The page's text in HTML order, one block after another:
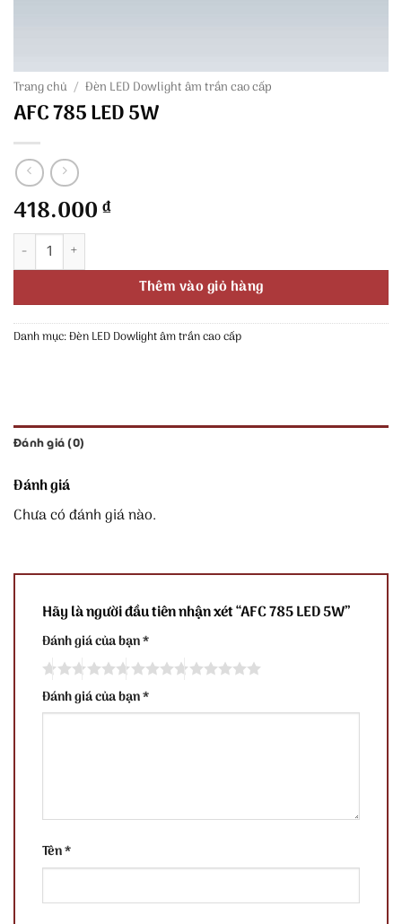
Trang chủ / Đèn LED Dowlight âm trần cao cấp
AFC 785 LED 5W
418.000 ₫
AFC 785 LED 5W số lượng
Thêm vào giỏ hàng
Danh mục:Đèn LED Dowlight âm trần cao cấp
Đánh giá (0)
Đánh giá
Chưa có đánh giá nào.
Hãy là người đầu tiên nhận xét “AFC 785 LED 5W”
Đánh giá của bạn*
Đánh giá của bạn*
Tên*